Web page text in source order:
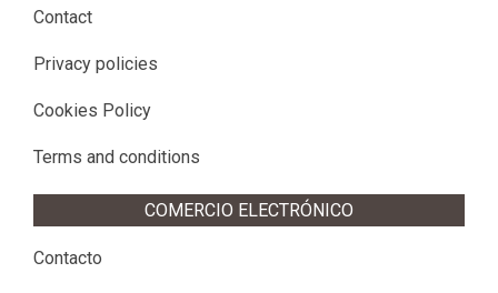
Contact
Privacy policies
Cookies Policy
Terms and conditions
COMERCIO ELECTRÓNICO
Contacto